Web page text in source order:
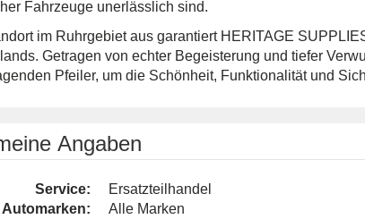
Fahrzeuge unerlässlich sind.
im Ruhrgebiet aus garantiert HERITAGE
Getragen von echter Begeisterung und tiefer
Pfeiler, um die Schönheit, Funktionalität und
Angaben
Service:
Ersatzteilhandel
Automarken:
Alle Marken